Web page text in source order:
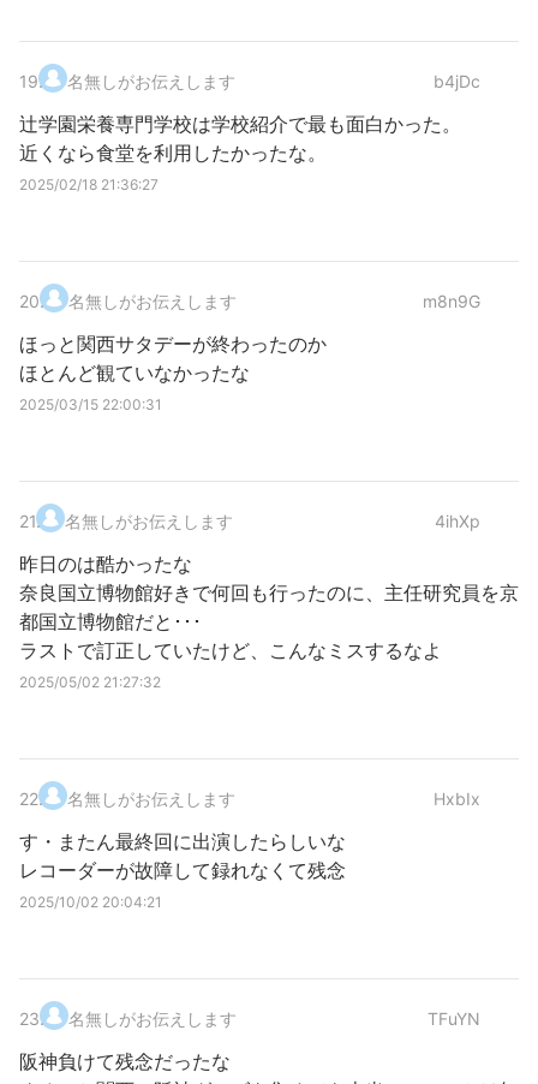
19. 名無しがお伝えします b4jDc
辻学園栄養専門学校は学校紹介で最も面白かった。
近くなら食堂を利用したかったな。
2025/02/18 21:36:27
20. 名無しがお伝えします m8n9G
ほっと関西サタデーが終わったのか
ほとんど観ていなかったな
2025/03/15 22:00:31
21. 名無しがお伝えします 4ihXp
昨日のは酷かったな
奈良国立博物館好きで何回も行ったのに、主任研究員を京
都国立博物館だと･･･
ラストで訂正していたけど、こんなミスするなよ
2025/05/02 21:27:32
22. 名無しがお伝えします HxbIx
す・またん最終回に出演したらしいな
レコーダーが故障して録れなくて残念
2025/10/02 20:04:21
23. 名無しがお伝えします TFuYN
阪神負けて残念だったな